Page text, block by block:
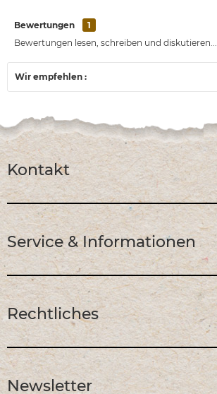
Bewertungen
1
Bewertungen lesen, schreiben und diskutieren...
Wir empfehlen :
Kontakt
Service & Informationen
Rechtliches
Newsletter